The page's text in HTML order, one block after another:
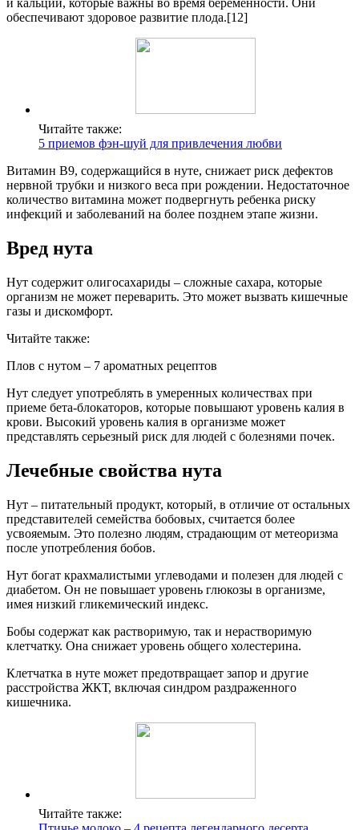
и кальций, которые важны во время беременности. Они
обеспечивают здоровое развитие плода.[12]
Читайте также:
5 приемов фэн-шуй для привлечения любви
Витамин В9, содержащийся в нуте, снижает риск дефектов
нервной трубки и низкого веса при рождении. Недостаточное
количество витамина может подвергнуть ребенка риску
инфекций и заболеваний на более позднем этапе жизни.
Вред нута
Нут содержит олигосахариды – сложные сахара, которые
организм не может переварить. Это может вызвать кишечные
газы и дискомфорт.
Читайте также:
Плов с нутом – 7 ароматных рецептов
Нут следует употреблять в умеренных количествах при
приеме бета-блокаторов, которые повышают уровень калия в
крови. Высокий уровень калия в организме может
представлять серьезный риск для людей с болезнями почек.
Лечебные свойства нута
Нут – питательный продукт, который, в отличие от остальных
представителей семейства бобовых, считается более
усвояемым. Это полезно людям, страдающим от метеоризма
после употребления бобов.
Нут богат крахмалистыми углеводами и полезен для людей с
диабетом. Он не повышает уровень глюкозы в организме,
имея низкий гликемический индекс.
Бобы содержат как растворимую, так и нерастворимую
клетчатку. Она снижает уровень общего холестерина.
Клетчатка в нуте может предотвращает запор и другие
расстройства ЖКТ, включая синдром раздраженного
кишечника.
Читайте также: